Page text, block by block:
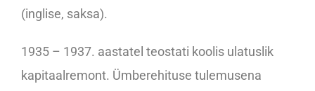
(inglise, saksa).
1935 – 1937. aastatel teostati koolis ulatuslik
kapitaalremont. Ümberehituse tulemusena